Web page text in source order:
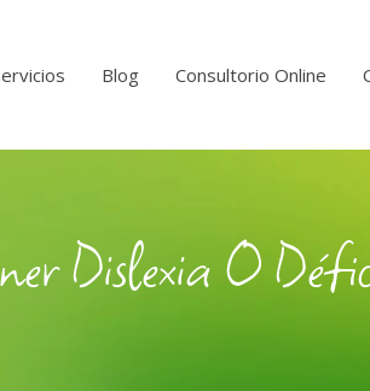
Blog Consultorio Online
Dislexia O